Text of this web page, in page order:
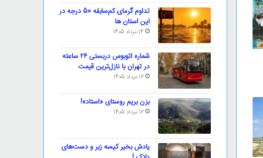
تداوم گرمای کم‌سابقه 50 درجه در
این استان ها
14 مرداد 1405
شماره اتوبوس دربستی ۲۴ ساعته
در تهران با نازل‌ترین قیمت
12 مرداد 1405
بزن بریم روستای «استاد»!
12 مرداد 1405
یادش بخیر کیسه‌ زبر و دست‌های